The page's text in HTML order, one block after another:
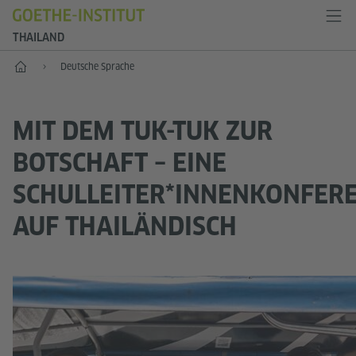
THAILAND
Start Deutsche Sprache
MIT DEM TUK-TUK ZUR
BOTSCHAFT – EINE
AUF THAILÄNDISCH